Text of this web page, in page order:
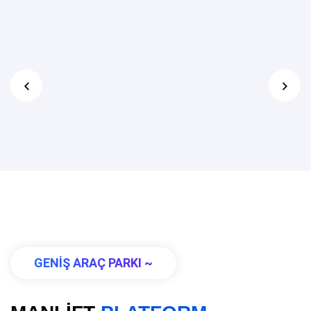
GENİŞ ARAÇ PARKI ~